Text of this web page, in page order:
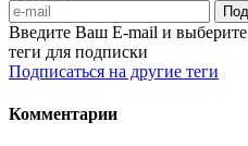
Введите Ваш E-mail и выберите
теги для подписки
Подписаться на другие теги
Комментарии